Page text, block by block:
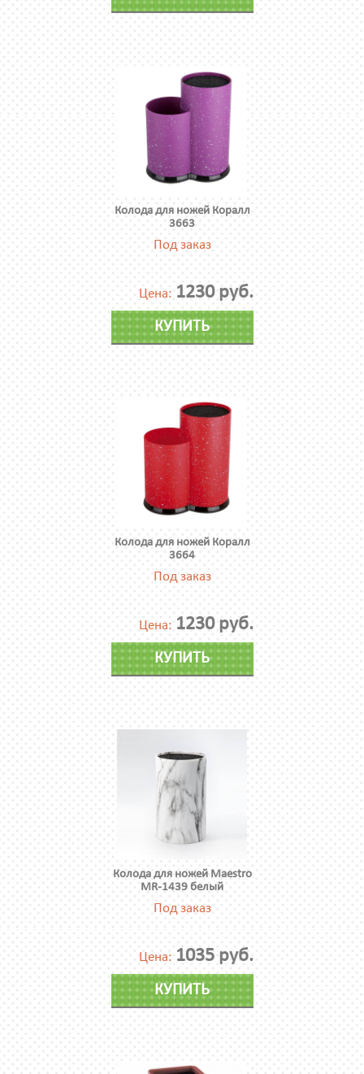
Колода для ножей Коралл
3663
Под заказ
Цена: 1230 руб.
КУПИТЬ
Колода для ножей Коралл
3664
Под заказ
Цена: 1230 руб.
КУПИТЬ
Колода для ножей Maestro
MR-1439 белый
Под заказ
Цена: 1035 руб.
КУПИТЬ